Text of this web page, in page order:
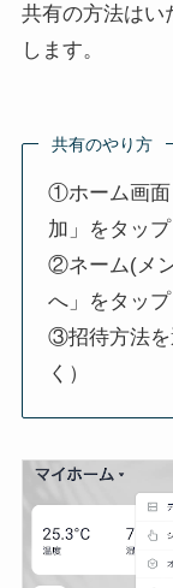
共有の方法はい
します。
共有のやり方
①ホーム画面
加」をタップ
②ネーム(メ
へ」をタップ
③招待方法を
く）